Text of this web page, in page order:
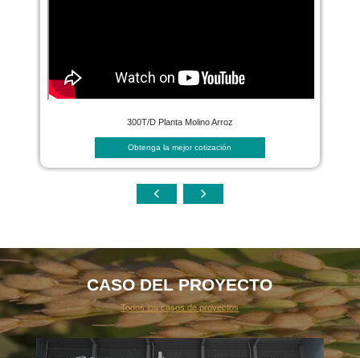
300T/D Planta Molino Arroz
Obtenga la mejor cotización
CASO DEL PROYECTO
Todos los casos de proyectos